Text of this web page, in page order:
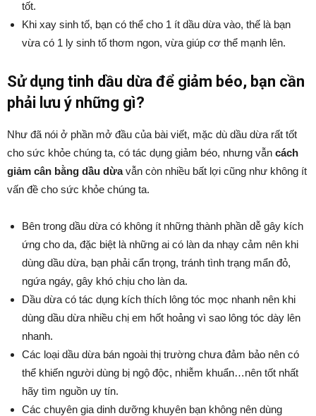
tốt.
Khi xay sinh tố, bạn có thể cho 1 ít dầu dừa vào, thế là bạn
vừa có 1 ly sinh tố thơm ngon, vừa giúp cơ thể mạnh lên.
Sử dụng tinh dầu dừa để giảm béo, bạn cần
phải lưu ý những gì?
Như đã nói ở phần mở đầu của bài viết, mặc dù dầu dừa rất tốt
cho sức khỏe chúng ta, có tác dụng giảm béo, nhưng vẫn cách
giảm cân bằng dầu dừavẫn còn nhiều bất lợi cũng như không ít
vấn đề cho sức khỏe chúng ta.
Bên trong dầu dừa có không ít những thành phần dễ gây kích
ứng cho da, đặc biệt là những ai có làn da nhạy cảm nên khi
dùng dầu dừa, bạn phải cẩn trọng, tránh tình trạng mẩn đỏ,
ngứa ngáy, gây khó chịu cho làn da.
Dầu dừa có tác dụng kích thích lông tóc mọc nhanh nên khi
dùng dầu dừa nhiều chị em hốt hoảng vì sao lông tóc dày lên
nhanh.
Các loại dầu dừa bán ngoài thị trường chưa đảm bảo nên có
thể khiến người dùng bị ngộ độc, nhiễm khuẩn…nên tốt nhất
hãy tìm nguồn uy tín.
Các chuyên gia dinh dưỡng khuyên bạn không nên dùng